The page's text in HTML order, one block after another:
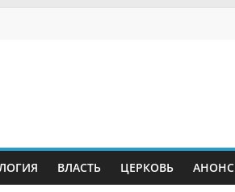
ВЛАСТЬ ЦЕРКОВЬ АНОНС